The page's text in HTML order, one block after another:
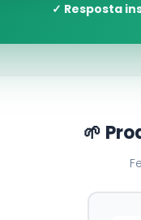
✓ Resposta
🌱